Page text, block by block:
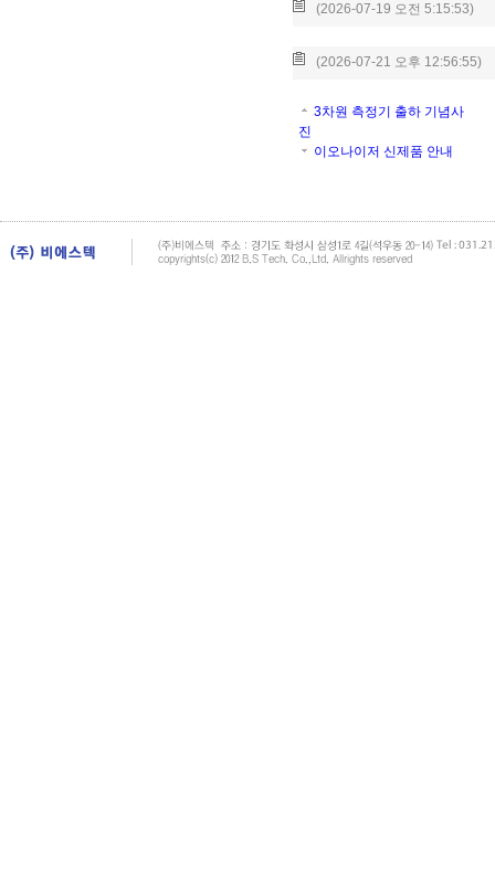
(2026-07-19 오전 5:15:53)
(2026-07-21 오후 12:56:55)
3차원 측정기 출하 기념사
진
이오나이저 신제품 안내